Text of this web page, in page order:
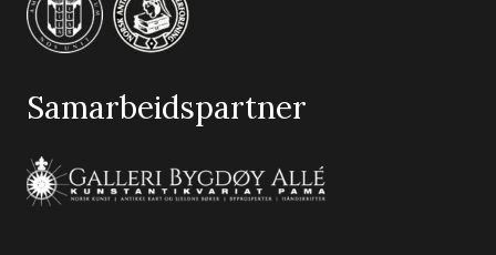
Samarbeidspartner